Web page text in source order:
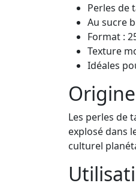
Perles de
Au sucre
Format :
Texture
Idéales
Les perles de
explosé dans
culturel